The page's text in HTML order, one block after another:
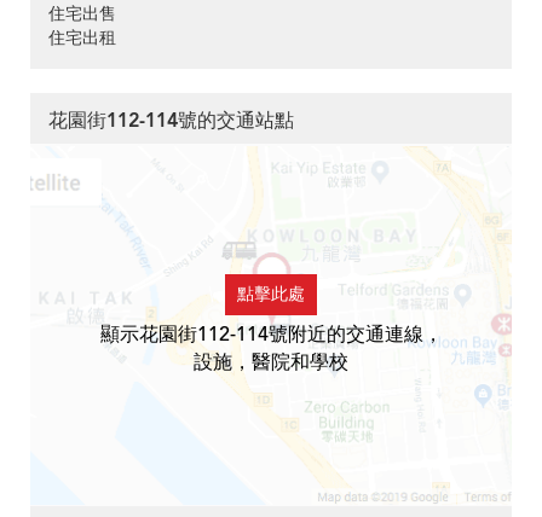
住宅出售
住宅出租
花園街112-114號的交通站點
點擊此處
顯示花園街112-114號附近的交通連線，
設施，醫院和學校